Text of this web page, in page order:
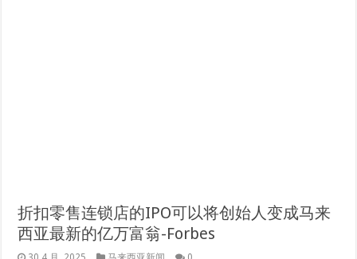
折扣零售连锁店的IPO可以将创始人变成马来
西亚最新的亿万富翁-Forbes